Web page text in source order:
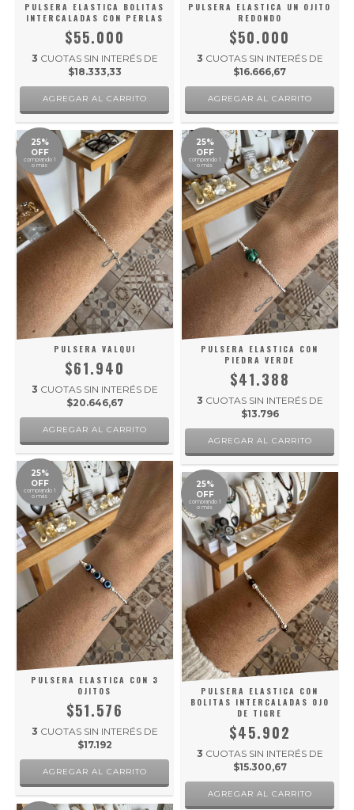
PULSERA ELASTICA BOLITAS
INTERCALADAS CON PERLAS
$55.000
3 CUOTAS SIN INTERÉS DE
$18.333,33
PULSERA ELASTICA UN OJITO
REDONDO
$50.000
3 CUOTAS SIN INTERÉS DE
$16.666,67
25%
OFF
comprando 1
o más
PULSERA VALQUI
$61.940
3 CUOTAS SIN INTERÉS DE
$20.646,67
25%
OFF
comprando 1
o más
PULSERA ELASTICA CON
PIEDRA VERDE
$41.388
3 CUOTAS SIN INTERÉS DE
$13.796
25%
OFF
comprando 1
o más
PULSERA ELASTICA CON 3
OJITOS
$51.576
3 CUOTAS SIN INTERÉS DE
$17.192
25%
OFF
comprando 1
o más
PULSERA ELASTICA CON
BOLITAS INTERCALADAS OJO
DE TIGRE
$45.902
3 CUOTAS SIN INTERÉS DE
$15.300,67